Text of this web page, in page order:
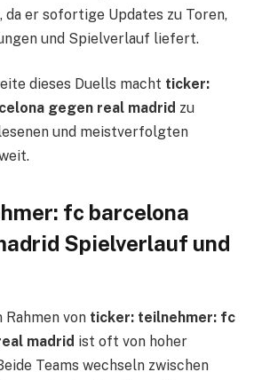
er sofortige Updates zu Toren,
und Spielverlauf liefert.
dieses Duells macht ticker:
gegen real madrid zu
und meistverfolgten
fc barcelona
Spielverlauf und
von ticker: teilnehmer: fc
madrid ist oft von hoher
Teams wechseln zwischen